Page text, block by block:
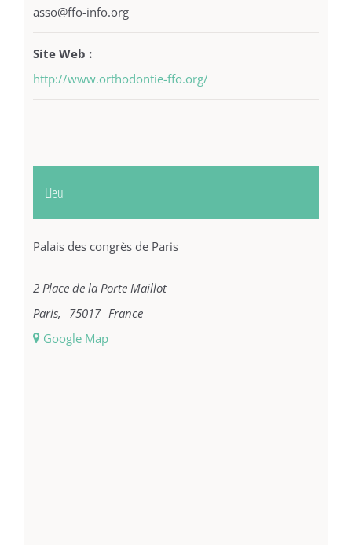
asso@ffo-info.org
Site Web :
http://www.orthodontie-ffo.org/
Lieu
Palais des congrès de Paris
2 Place de la Porte Maillot
Paris, 75017 France
+ Google Map